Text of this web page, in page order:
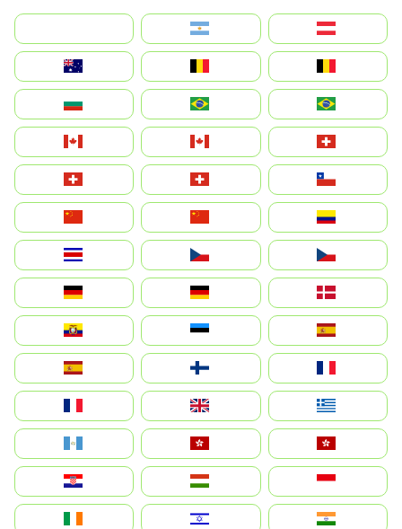
بالعربية
Argentina
Österreich
Australia
België
Belgique
България
Brasil (ES)
Brasil
Canada (FR)
Canada
Svizzera
Suisse
Schweiz
Chile
中国
China
Colombia
Costa Rica
Czechia
Česko
Deutschland
Germany
Danmark
Ecuador
Eesti
Spain
España
Suomi
France
France
United Kingdom
Ελλάδα
Guatemala
Hong Kong
中國香港特別行政區
Hrvatska
Magyarország
Indonesia
Ireland
ישראל
भारत